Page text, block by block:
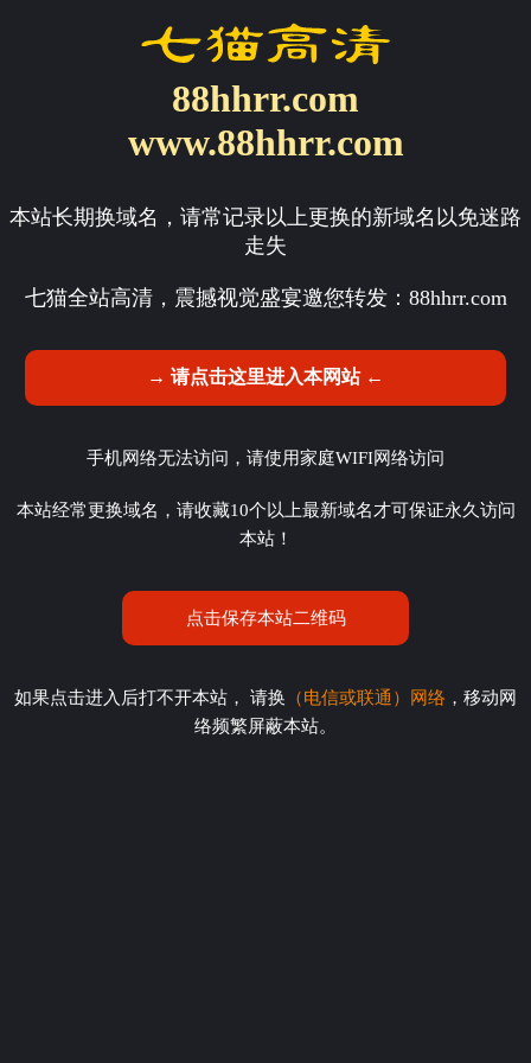
88hhrr.com
www.88hhrr.com
本站长期换域名，请常记录以上更换的新域名以免迷路
走失
七猫全站高清，震撼视觉盛宴邀您转发： 88hhrr.com
→ 请点击这里进入本网站 ←
手机网络无法访问，请使用家庭WIFI网络访问
本站经常更换域名，请收藏10个以上最新域名才可保证永久访问
本站！
点击保存本站二维码
如果点击进入后打不开本站， 请换 （电信或联通）网络 ，移动网
络频繁屏蔽本站。